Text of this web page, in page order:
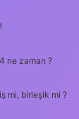
ne zaman ?
mi, birleşik mi ?